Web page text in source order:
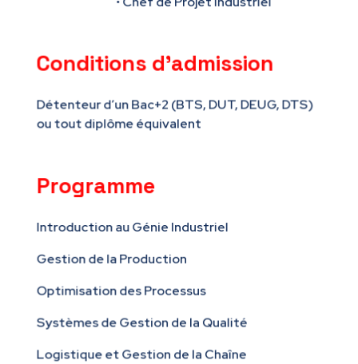
Conditions d’admission
Détenteur d’un Bac+2 (BTS, DUT, DEUG, DTS)
ou tout diplôme équivalent
Programme
Introduction au Génie Industriel
Gestion de la Production
Optimisation des Processus
Systèmes de Gestion de la Qualité
Logistique et Gestion de la Chaîne